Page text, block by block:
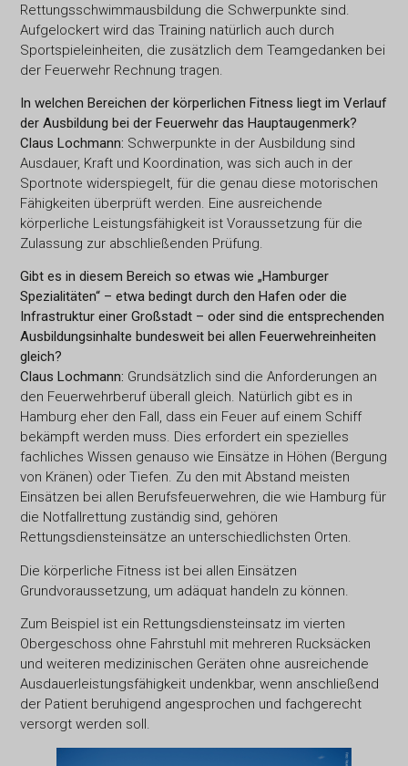
Rettungsschwimmausbildung die Schwerpunkte sind.
Aufgelockert wird das Training natürlich auch durch
Sportspieleinheiten, die zusätzlich dem Teamgedanken bei
der Feuerwehr Rechnung tragen.
In welchen Bereichen der körperlichen Fitness liegt im Verlauf
der Ausbildung bei der Feuerwehr das Hauptaugenmerk?
Claus Lochmann: Schwerpunkte in der Ausbildung sind
Ausdauer, Kraft und Koordination, was sich auch in der
Sportnote widerspiegelt, für die genau diese motorischen
Fähigkeiten überprüft werden. Eine ausreichende
körperliche Leistungsfähigkeit ist Voraussetzung für die
Zulassung zur abschließenden Prüfung.
Gibt es in diesem Bereich so etwas wie „Hamburger
Spezialitäten“ – etwa bedingt durch den Hafen oder die
Infrastruktur einer Großstadt – oder sind die entsprechenden
Ausbildungsinhalte bundesweit bei allen Feuerwehreinheiten
gleich?
Claus Lochmann: Grundsätzlich sind die Anforderungen an
den Feuerwehrberuf überall gleich. Natürlich gibt es in
Hamburg eher den Fall, dass ein Feuer auf einem Schiff
bekämpft werden muss. Dies erfordert ein spezielles
fachliches Wissen genauso wie Einsätze in Höhen (Bergung
von Kränen) oder Tiefen. Zu den mit Abstand meisten
Einsätzen bei allen Berufsfeuerwehren, die wie Hamburg für
die Notfallrettung zuständig sind, gehören
Rettungsdiensteinsätze an unterschiedlichsten Orten.
Die körperliche Fitness ist bei allen Einsätzen
Grundvoraussetzung, um adäquat handeln zu können.
Zum Beispiel ist ein Rettungsdiensteinsatz im vierten
Obergeschoss ohne Fahrstuhl mit mehreren Rucksäcken
und weiteren medizinischen Geräten ohne ausreichende
Ausdauerleistungsfähigkeit undenkbar, wenn anschließend
der Patient beruhigend angesprochen und fachgerecht
versorgt werden soll.